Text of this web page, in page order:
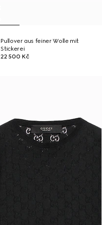
Pullover aus feiner Wolle mit
Stickerei
22 500 Kč